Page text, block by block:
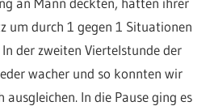
um durch 1 gegen 1 Situationen
der zweiten Viertelstunde der
wacher und so konnten wir
In die Pause ging es